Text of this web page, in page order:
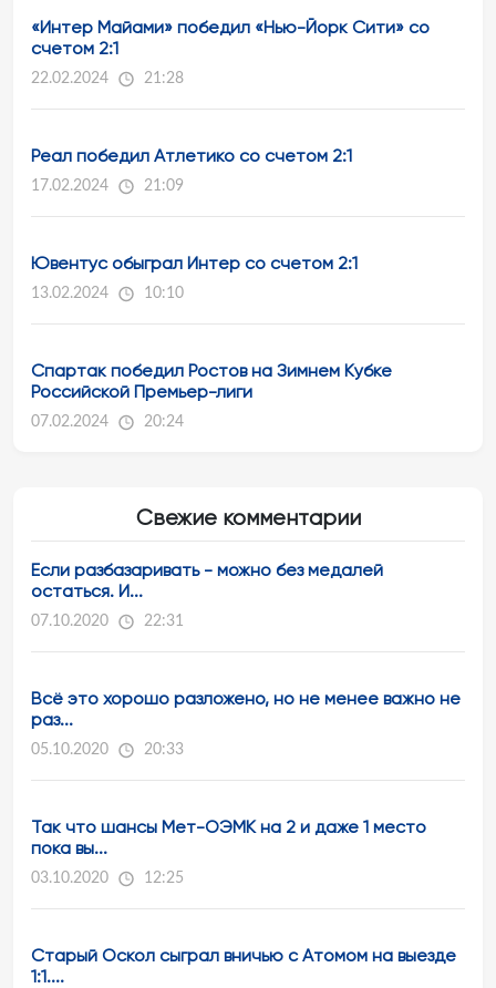
«Интер Майами» победил «Нью-Йорк Сити» со
счетом 2:1
22.02.2024 21:28
Реал победил Атлетико со счетом 2:1
17.02.2024 21:09
Ювентус обыграл Интер со счетом 2:1
13.02.2024 10:10
Спартак победил Ростов на Зимнем Кубке
Российской Премьер-лиги
07.02.2024 20:24
Свежие комментарии
Если разбазаривать - можно без медалей
остаться. И...
07.10.2020 22:31
Всё это хорошо разложено, но не менее важно не
раз...
05.10.2020 20:33
Так что шансы Мет-ОЭМК на 2 и даже 1 место
пока вы...
03.10.2020 12:25
Старый Оскол сыграл вничью с Атомом на выезде
1:1....